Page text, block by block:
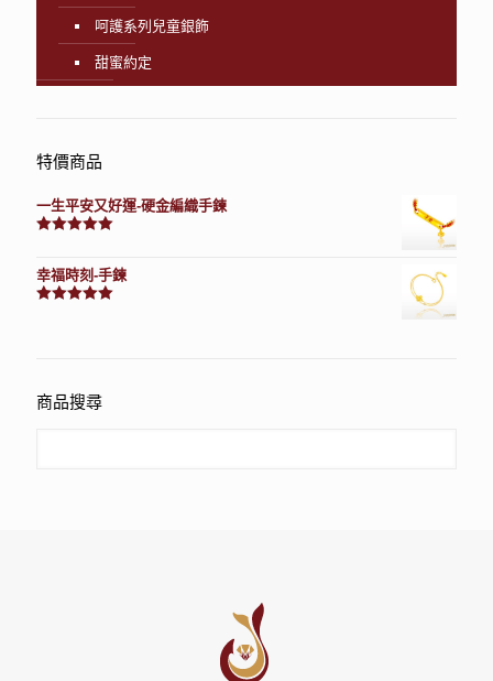
呵護系列兒童銀飾
甜蜜約定
特價商品
一生平安又好運-硬金編織手鍊
幸福時刻-手鍊
商品搜尋